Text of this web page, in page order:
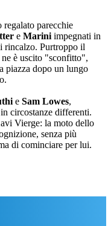
parecchie
e Marini impegnati in
rincalzo. Purtroppo il
è uscito "sconfitto",
piazza dopo un lungo
e Sam Lowes,
circostanze differenti.
Vierge: la moto dello
senza più
di cominciare per lui.